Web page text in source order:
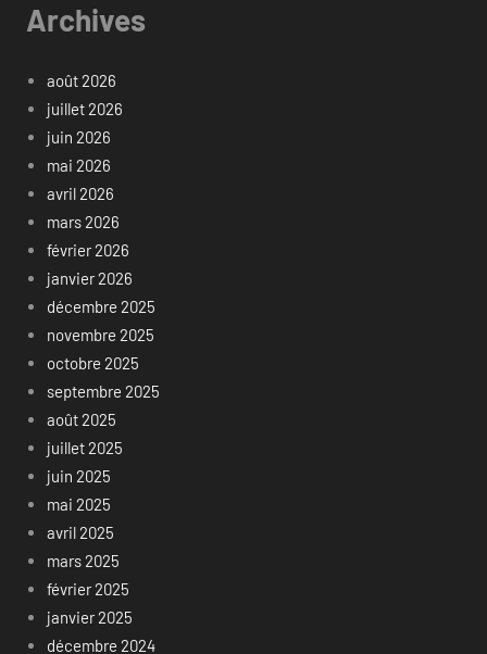
Archives
août 2026
juillet 2026
juin 2026
mai 2026
avril 2026
mars 2026
février 2026
janvier 2026
décembre 2025
novembre 2025
octobre 2025
septembre 2025
août 2025
juillet 2025
juin 2025
mai 2025
avril 2025
mars 2025
février 2025
janvier 2025
décembre 2024